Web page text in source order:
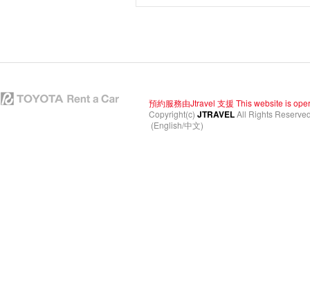
預約服務由Jtravel 支援 This website is
Copyright(c) JTRAVELAll Rights
(English/中文)